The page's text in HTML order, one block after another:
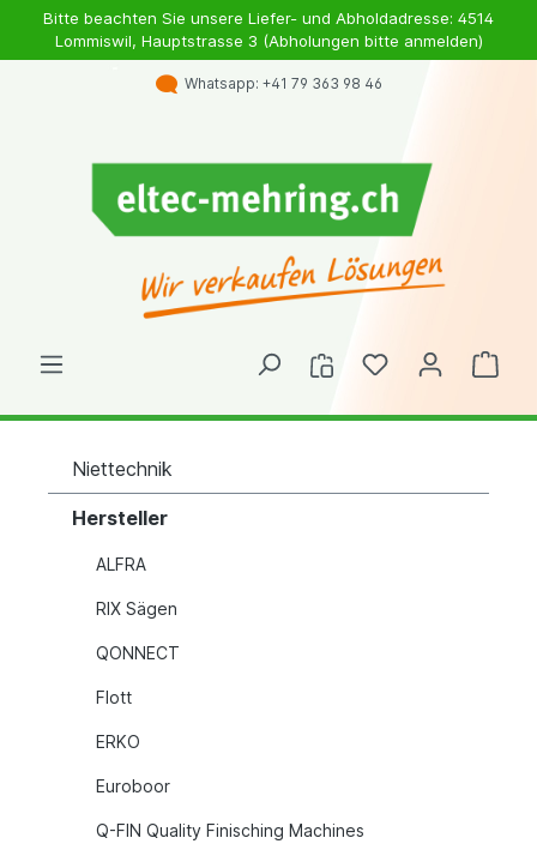
Bitte beachten Sie unsere Liefer- und Abholdadresse: 4514
Lommiswil, Hauptstrasse 3 (Abholungen bitte anmelden)
Whatsapp: +41 79 363 98 46
Niettechnik
Hersteller
ALFRA
RIX Sägen
QONNECT
Flott
ERKO
Euroboor
Q-FIN Quality Finisching Machines